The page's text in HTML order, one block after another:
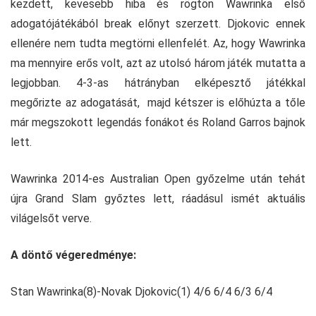
kezdett, kevesebb hiba és rögtön Wawrinka első
adogatójátékából break előnyt szerzett. Djokovic ennek
ellenére nem tudta megtörni ellenfelét. Az, hogy Wawrinka
ma mennyire erős volt, azt az utolsó három játék mutatta a
legjobban. 4-3-as hátrányban elképesztő játékkal
megőrizte az adogatását, majd kétszer is előhúzta a tőle
már megszokott legendás fonákot és Roland Garros bajnok
lett.
Wawrinka 2014-es Australian Open győzelme után tehát
újra Grand Slam győztes lett, ráadásul ismét aktuális
világelsőt verve.
A döntő végeredménye:
Stan Wawrinka(8)-Novak Djokovic(1) 4/6 6/4 6/3 6/4